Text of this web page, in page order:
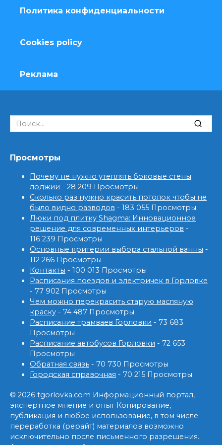
Политика конфиденциальности
Cookies policy
Реклама
Search
for:
Просмотры
Почему не нужно утеплять боковые стены
лоджии - 28 209 Просмотры
Сколько раз нужно красить потолок чтобы не
было видно разводов - 183 055 Просмотры
Люки под плитку Shagma: Инновационное
решение для современных интерьеров -
116 239 Просмотры
Основные критерии выбора стальной ванны -
112 266 Просмотры
Контакты - 100 013 Просмотры
Расписания поездов и электричек в Горловке
- 77 902 Просмотры
Чем можно перекрасить старую масляную
краску - 74 487 Просмотры
Расписание трамваев Горловки - 73 683
Просмотры
Расписание автобусов Горловки - 72 653
Просмотры
Обратная связь - 70 730 Просмотры
Городская справочная - 70 215 Просмотры
© 2026 tgorlovka.com Информационный портал,
экспертное мнение и опыт Копирование,
публикация и любое использование, в том числе
переработка (рерайт) материалов возможно
исключительно после письменного разрешения.